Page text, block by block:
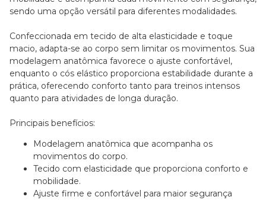
sendo uma opção versátil para diferentes modalidades.
Confeccionada em tecido de alta elasticidade e toque
macio, adapta-se ao corpo sem limitar os movimentos. Sua
modelagem anatômica favorece o ajuste confortável,
enquanto o cós elástico proporciona estabilidade durante a
prática, oferecendo conforto tanto para treinos intensos
quanto para atividades de longa duração.
Principais benefícios:
Modelagem anatômica que acompanha os
movimentos do corpo.
Tecido com elasticidade que proporciona conforto e
mobilidade.
Ajuste firme e confortável para maior segurança